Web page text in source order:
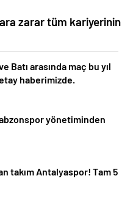
zarar tüm kariyerinin
Batı arasında maç bu yıl
haberimizde.
yönetiminden
takım Antalyaspor! Tam 5